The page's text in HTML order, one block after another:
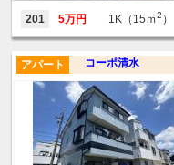
201 5万円 1K（15ｍ2 ）
コーポ清水
アパート